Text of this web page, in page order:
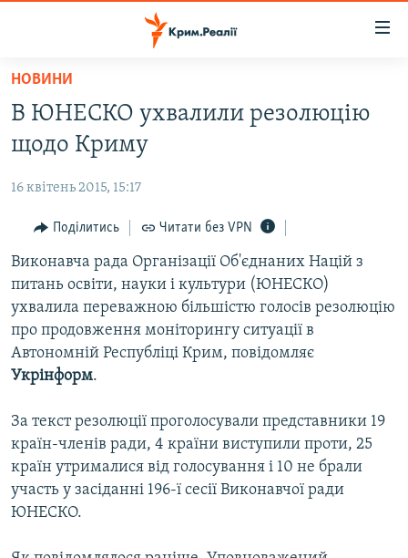
Перейти
основного
матеріалу
до
навігації
Перейти
до
пошуку
ВІДЕО ТА ФОТО
ПОЛІТИКА
БЛОГИ
ПОГЛЯД
ІНТЕРВ'Ю
ВСЕ ЗА ДЕНЬ
СПЕЦПРОЕКТИ
ВІДЕОУРОКИ «ELIFBE»
СВІДЧЕННЯ ОКУПАЦІЇ
УКРАЇНСЬКА ПРОБЛЕМА КРИМУ
Русский
Qırımtatar
НОВИНИ
В ЮНЕСКО ухвалили резолюцію
щодо Криму
16 квітень 2015, 15:17
Поділитись Читати без VPN
Виконавча рада Організації Об'єднаних Націй з
питань освіти, науки і культури (ЮНЕСКО)
ухвалила переважною більшістю голосів резолюцію
про продовження моніторингу ситуації в
Автономній Республіці Крим, повідомляє
Укрінформ.
За текст резолюції проголосували представники 19
країн-членів ради, 4 країни виступили проти, 25
країн утрималися від голосування і 10 не брали
участь у засіданні 196-ї сесії Виконавчої ради
ЮНЕСКО.